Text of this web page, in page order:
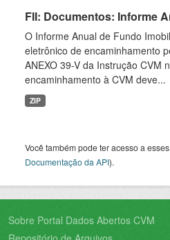
FII: Documentos: Informe
O Informe Anual de Fundo
eletrônico de encaminhamento
ANEXO 39-V da Instrução CVM
encaminhamento à CVM deve...
ZIP
Você também pode ter acesso a
Documentação da API).
Sobre Portal Dados Abertos CVM